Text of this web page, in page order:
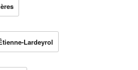
Lardeyrol